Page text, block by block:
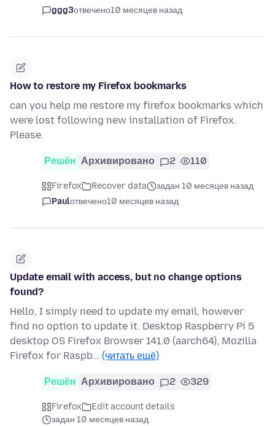
ggg3отвечено10 месяцев назад
How to restore my Firefox bookmarks
can you help me restore my firefox bookmarks which
were lost following new installation of Firefox.
Please.
Решён Архивировано 2 110
Firefox Recover data
задан 10 месяцев назад
Paulотвечено10 месяцев назад
Update email with access, but no change options
found?
Hello, I simply need to update my email, however
find no option to update it. Desktop Raspberry Pi 5
desktop OS Firefox Browser 141.0 (aarch64), Mozilla
Firefox for Raspb… (читать ещё)
Решён Архивировано 2 329
Firefox
Edit account details
задан 10 месяцев назад